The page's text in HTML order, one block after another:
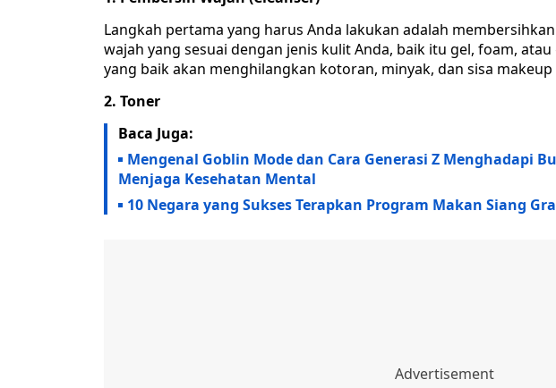
Langkah pertama yang harus Anda lakukan adalah
wajah yang sesuai dengan jenis kulit Anda, baik itu gel, foam,
yang baik akan menghilangkan kotoran, minyak, dan sisa
2. Toner
Baca Juga:
Mengenal Goblin Mode dan Cara Generasi Z Menghadapi
Menjaga Kesehatan Mental
10 Negara yang Sukses Terapkan Program Makan Siang